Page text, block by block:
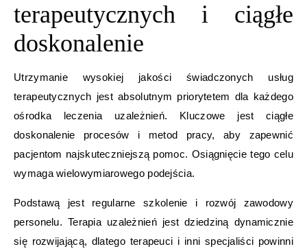
terapeutycznych i ciągłe
doskonalenie
Utrzymanie wysokiej jakości świadczonych usług
terapeutycznych jest absolutnym priorytetem dla każdego
ośrodka leczenia uzależnień. Kluczowe jest ciągłe
doskonalenie procesów i metod pracy, aby zapewnić
pacjentom najskuteczniejszą pomoc. Osiągnięcie tego celu
wymaga wielowymiarowego podejścia.
Podstawą jest regularne szkolenie i rozwój zawodowy
personelu. Terapia uzależnień jest dziedziną dynamicznie
się rozwijającą, dlatego terapeuci i inni specjaliści powinni